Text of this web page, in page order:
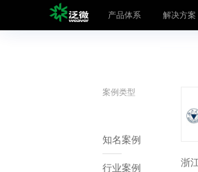
产品体系 解决方案
案例类型
知名案例
行业案例 浙